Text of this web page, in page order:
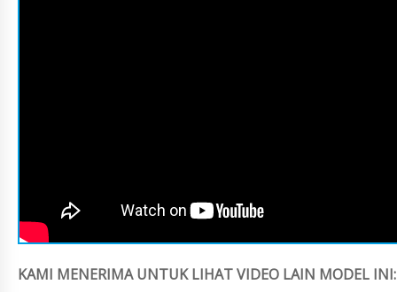
KAMI MENERIMA UNTUK LIHAT VIDEO LAIN MODEL INI: